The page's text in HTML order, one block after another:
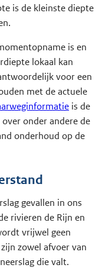
is de kleinste diepte
is en
lokaal kan
voor een
met de actuele
is de
onder andere de
onderhoud op de
gevallen in ons
rivieren de Rijn en
vrijwel geen
zowel afvoer van
die valt.